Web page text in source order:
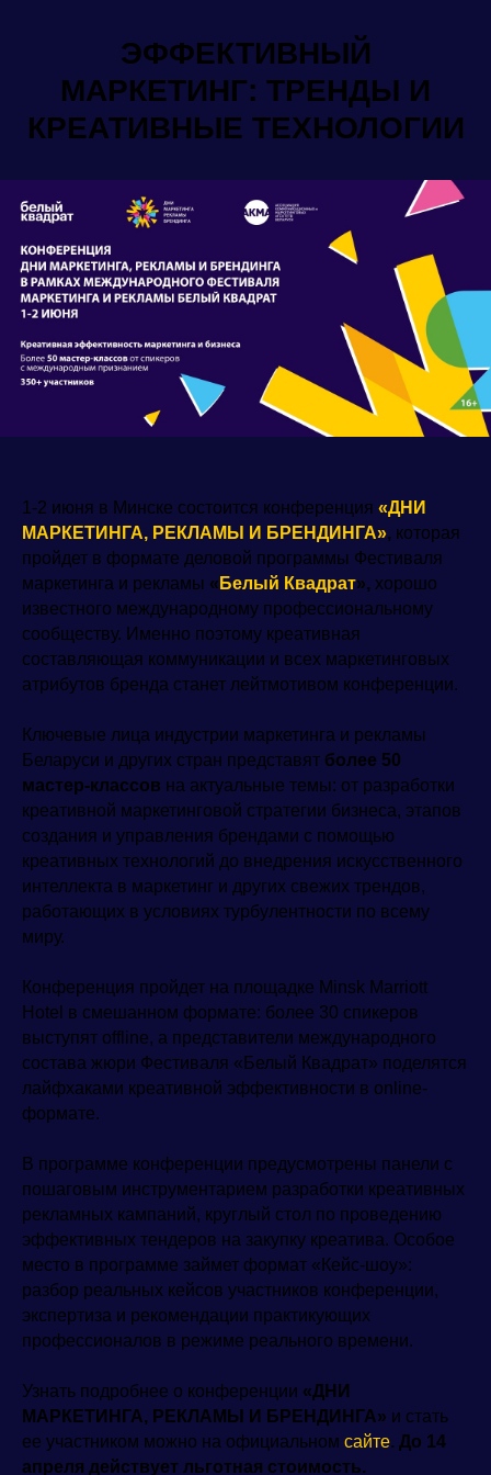
ЭФФЕКТИВНЫЙ
МАРКЕТИНГ: ТРЕНДЫ И
КРЕАТИВНЫЕ ТЕХНОЛОГИИ
1-2 июня в Минске состоится конференция «ДНИ
МАРКЕТИНГА, РЕКЛАМЫ И БРЕНДИНГА», которая
пройдет в формате деловой программы Фестиваля
маркетинга и рекламы « Белый Квадрат», хорошо
известного международному профессиональному
сообществу. Именно поэтому креативная
составляющая коммуникации и всех маркетинговых
атрибутов бренда станет лейтмотивом конференции.
Ключевые лица индустрии маркетинга и рекламы
Беларуси и других стран представят более 50
мастер-классов на актуальные темы: от разработки
креативной маркетинговой стратегии бизнеса, этапов
создания и управления брендами с помощью
креативных технологий до внедрения искусственного
интеллекта в маркетинг и других свежих трендов,
работающих в условиях турбулентности по всему
миру.
Конференция пройдет на площадке Minsk Marriott
Hotel в смешанном формате: более 30 спикеров
выступят offline, а представители международного
состава жюри Фестиваля «Белый Квадрат» поделятся
лайфхаками креативной эффективности в online-
формате.
В программе конференции предусмотрены панели с
пошаговым инструментарием разработки креативных
рекламных кампаний, круглый стол по проведению
эффективных тендеров на закупку креатива. Особое
место в программе займет формат «Кейс-шоу»:
разбор реальных кейсов участников конференции,
экспертиза и рекомендации практикующих
профессионалов в режиме реального времени.
Узнать подробнее о конференции «ДНИ
МАРКЕТИНГА, РЕКЛАМЫ И БРЕНДИНГА» и стать
ее участником можно на официальном сайте. До 14
апреля действует льготная стоимость.